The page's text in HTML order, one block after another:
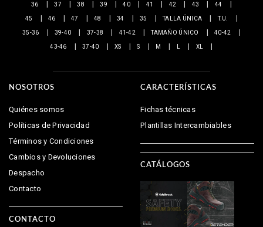
36 37 38 39 40 41 42 43
44
45
46 47 48 34 35 TALLA ÚNICA
T.U.
35-36
39-40 37-38 41-42 TAMAÑO ÚNICO
40-42
43-46
37-40 XS S M L XL
NOSOTROS
Quiénes somos
Políticas de Privacidad
Términos y Condiciones
Cambios y Devoluciones
Despacho
Contacto
CONTACTO
CARACTERÍSTICAS
Fichas técnicas
Plantillas Intercambiables
CATÁLOGOS